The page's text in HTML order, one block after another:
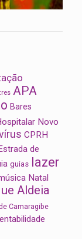
APA
Bares
Novo
CPRH
de
guias lazer
Natal
Aldeia
Camaragibe